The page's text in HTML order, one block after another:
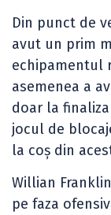
Din punct de
avut un prim
echipamentul
asemenea a
doar la
jocul de
la coș din
Willian
pe faza